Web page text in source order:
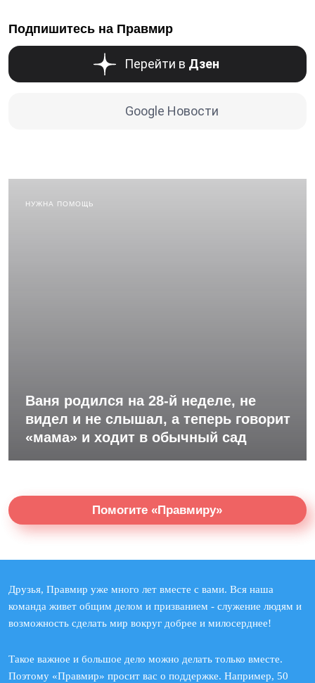
Подпишитесь на Правмир
Перейти в Дзен
Google Новости
НУЖНА ПОМОЩЬ
Ваня родился на 28-й неделе, не
видел и не слышал, а теперь говорит
«мама» и ходит в обычный сад
Помогите «Правмиру»
Друзья, Правмир уже много лет вместе с вами. Вся наша
команда живет общим делом и призванием - служение людям и
возможность сделать мир вокруг добрее и милосерднее!
Такое важное и большое дело можно делать только вместе.
Поэтому «Правмир» просит вас о поддержке. Например, 50